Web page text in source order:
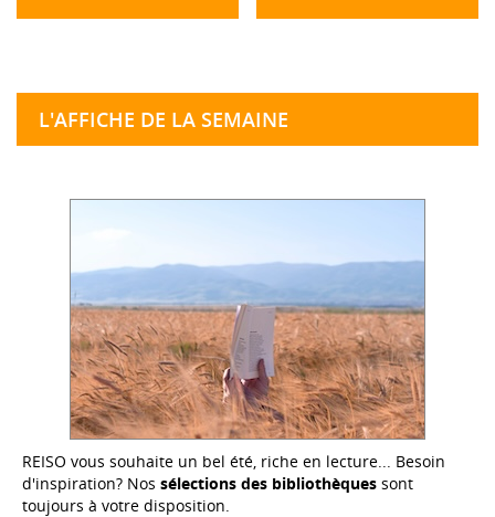
L'AFFICHE DE LA SEMAINE
REISO vous souhaite un bel été, riche en lecture... Besoin
d'inspiration? Nos sélections des bibliothèques sont
toujours à votre disposition.